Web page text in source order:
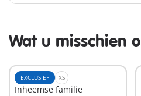
Wat u misschien
EXCLUSIEF XS
Inheemse familie